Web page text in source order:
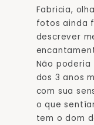
Fabricia,
fotos ainda
descrever
Não
dos 3 anos
com sua
o que
tem o dom